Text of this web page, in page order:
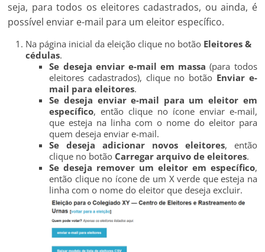
seja, para todos os eleitores cadastrados, ou ainda, é
possível enviar e-mail para um eleitor específico.
Na página inicial da eleição clique no botão Eleitores &
cédulas.
Se deseja enviar e-mail em massa (para todos
eleitores cadastrados), clique no botão Enviar e-
mail para eleitores.
Se deseja enviar e-mail para um eleitor em
específico, então clique no ícone enviar e-mail,
que esteja na linha com o nome do eleitor para
quem deseja enviar e-mail.
Se deseja adicionar novos eleitores, então
clique no botão Carregar arquivo de eleitores.
Se deseja remover um eleitor em específico,
então clique no ícone de um X verde que esteja na
linha com o nome do eleitor que deseja excluir.